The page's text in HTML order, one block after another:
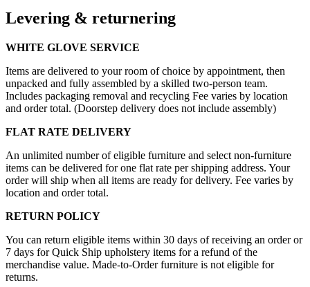
Levering & returnering
WHITE GLOVE SERVICE
Items are delivered to your room of choice by appointment, then
unpacked and fully assembled by a skilled two-person team.
Includes packaging removal and recycling Fee varies by location
and order total. (Doorstep delivery does not include assembly)
FLAT RATE DELIVERY
An unlimited number of eligible furniture and select non-furniture
items can be delivered for one flat rate per shipping address. Your
order will ship when all items are ready for delivery. Fee varies by
location and order total.
RETURN POLICY
You can return eligible items within 30 days of receiving an order or
7 days for Quick Ship upholstery items for a refund of the
merchandise value. Made-to-Order furniture is not eligible for
returns.